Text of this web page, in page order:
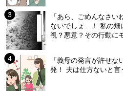
「あら、ごめんなさ
ないでしょ…！ 私の
視？悪意？その行動に
「義母の発言が許せ
発！ 夫は仕方ないと言